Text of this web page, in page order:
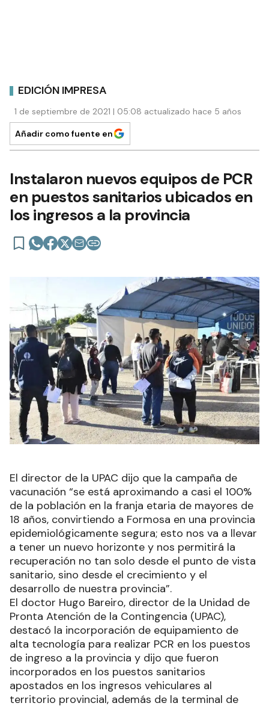
EDICIÓN IMPRESA
1 de septiembre de 2021 | 05:08 actualizado hace 5 años
Añadir como fuente en
Instalaron nuevos equipos de PCR
en puestos sanitarios ubicados en
los ingresos a la provincia
El director de la UPAC dijo que la campaña de
vacunación “se está aproximando a casi el 100%
de la población en la franja etaria de mayores de
18 años, convirtiendo a Formosa en una provincia
epidemiológicamente segura; esto nos va a llevar
a tener un nuevo horizonte y nos permitirá la
recuperación no tan solo desde el punto de vista
sanitario, sino desde el crecimiento y el
desarrollo de nuestra provincia”.
El doctor Hugo Bareiro, director de la Unidad de
Pronta Atención de la Contingencia (UPAC),
destacó la incorporación de equipamiento de
alta tecnología para realizar PCR en los puestos
de ingreso a la provincia y dijo que fueron
incorporados en los puestos sanitarios
apostados en los ingresos vehiculares al
territorio provincial, además de la terminal de